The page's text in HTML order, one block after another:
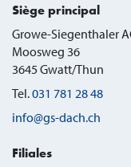
Siège principal
Growe-Siegenthaler
Moosweg 36
3645Gwatt/Thun
Tel.031 781 28 48
info@gs-dach.ch
Filiales